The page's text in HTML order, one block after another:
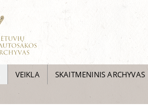
VEIKLA SKAITMENINIS ARCHYVAS